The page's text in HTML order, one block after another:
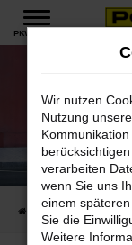
Zum
Hauptinhalt
PKW MENÜ
EC40
Volvo EC40
Effizienzklasse: A
Startseite
Wir nutzen
Nutzung
verarbeiten
wenn Sie uns
einem
Sie die
Weitere